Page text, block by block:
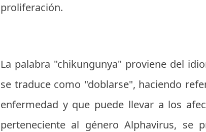
proliferación.
La palabra "chikungunya" proviene del
se traduce como "doblarse", haciendo
enfermedad y que puede llevar a los
perteneciente al género Alphavirus, se